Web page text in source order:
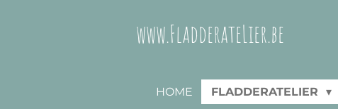
www.FladderateLier.be
HOME FLADDERATELIER